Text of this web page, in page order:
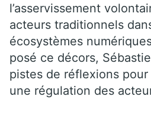
l’asservissement
acteurs traditionnels
écosystèmes
posé ce décors,
pistes de réflexions
une régulation des